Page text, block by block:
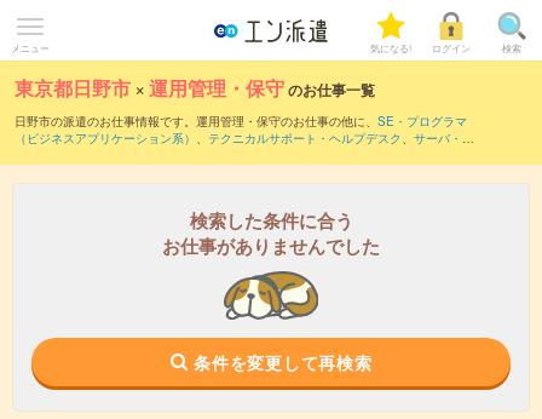
メニュー 気になる! ログイン 検索
東京都日野市 ×運用管理・保守のお仕事一覧
日野市の派遣のお仕事情報です。運用管理・保守のお仕事の他に、 SE・プログラマ
（ビジネスアプリケーション系） 、 テクニカルサポート・ヘルプデスク 、 サーバ・ネ
保守のお仕事とは？とは？
検索した条件に合う
お仕事がありませんでした
条件を変更して再検索